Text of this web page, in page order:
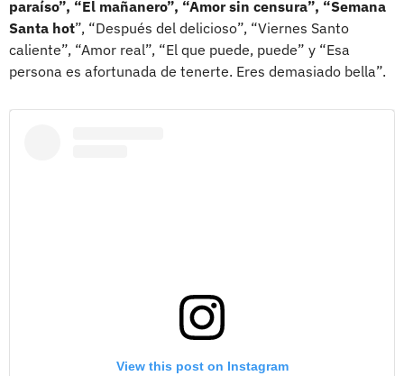
paraíso”, “El mañanero”, “Amor sin censura”, “Semana
Santa hot”, “Después del delicioso”, “Viernes Santo
caliente”, “Amor real”, “El que puede, puede” y “Esa
persona es afortunada de tenerte. Eres demasiado bella”.
View this post on Instagram